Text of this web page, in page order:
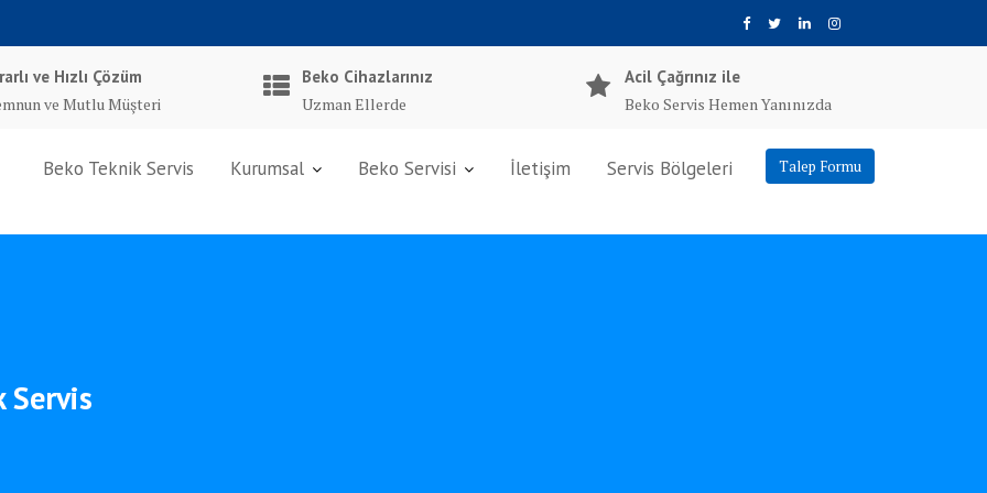
ve Hızlı Çözüm
ve Mutlu Müşteri
Beko Cihazlarınız
Uzman Ellerde
Acil Çağrınız ile
Beko Servis Hemen Yanınızda
Talep Formu
Beko Teknik Servis Kurumsal Beko Servisi İletişim Servis Bölgeleri
Servis